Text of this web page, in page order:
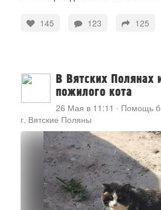
145 123 125
В Вятских Полянах
пожилого кота
26 Мая в 11:11 · Помощь
г. Вятские Поляны